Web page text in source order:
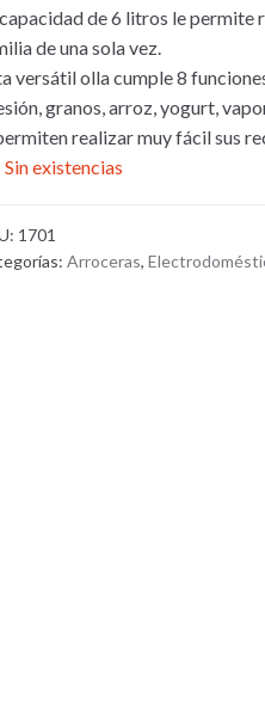
de 6 litros le permite
de una sola vez.
versátil olla cumple 8
granos, arroz, yogurt,
realizar muy fácil sus
Sin existencias
1701
Arroceras,